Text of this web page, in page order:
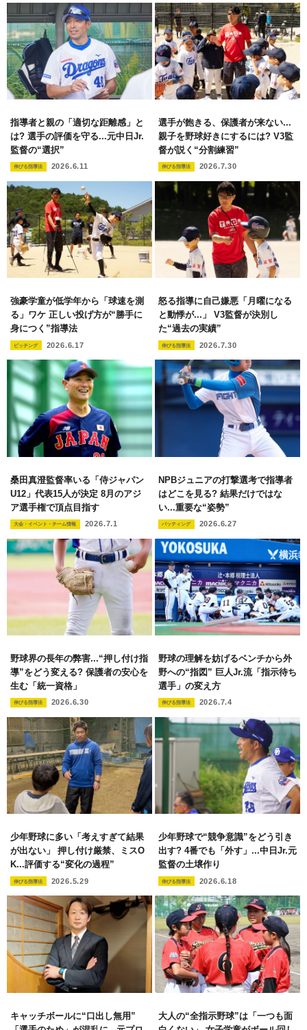
指導者と親の「適切な距離感」と
は? 選手の評価を守る...元中日Jr.
監督の“選択”
伸びる指導法 2026.6.11
選手が飽きる、保護者が来ない...
親子を野球好きにするには? V3監
督が説く“分割練習”
伸びる指導法 2026.7.30
強豪学童が低学年から「球速を測
る」ワケ 正しい投げ方が“勝手に
身につく”指導法
ピッチング 2026.6.17
怒る指導に自己嫌悪「月曜になる
と動悸が...」 V3監督が決別し
た“過去の実績”
伸びる指導法 2026.7.30
桑田真澄監督率いる「侍ジャパン
U12」代表15人が決定 8月のアジ
ア選手権で頂点目指す
大会・イベント・チーム情報 2026.7.1
NPBジュニアの打撃選考で指導者
はどこを見る? 結果だけではな
い...重要な“姿勢”
バッティング 2026.6.27
野球界の長年の弊害...“押し付け指
導”をどう変える? 保護者の安心を
生む「統一資格」
伸びる指導法 2026.6.30
野球の理解を妨げるベンチから外
野への“指図” 巨人Jr.流「指示待ち
選手」の変え方
伸びる指導法 2026.7.4
少年野球に多い「考えすぎて結果
が出ない」 押し付け厳禁、ミスO
K...評価する“変化の過程”
伸びる指導法 2026.5.29
少年野球で“競争意識”をどう引き
出す? 4番でも「外す」...中日Jr.元
監督の土壌作り
伸びる指導法 2026.6.18
キャッチボールに“口出し無用”
大人の“全指示野球”は「一つも面